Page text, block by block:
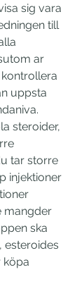
sig vara
till
ar
uppsta
steroider,
tar storre
injektioner
mangder
ska
esteroides
köpa